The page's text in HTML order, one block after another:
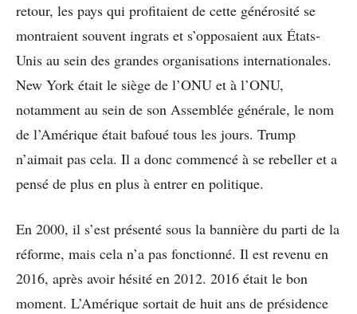
retour, les pays qui profitaient de cette générosité se
montraient souvent ingrats et s’opposaient aux États-
Unis au sein des grandes organisations internationales.
New York était le siège de l’ONU et à l’ONU,
notamment au sein de son Assemblée générale, le nom
de l’Amérique était bafoué tous les jours. Trump
n’aimait pas cela. Il a donc commencé à se rebeller et a
pensé de plus en plus à entrer en politique.
En 2000, il s’est présenté sous la bannière du parti de la
réforme, mais cela n’a pas fonctionné. Il est revenu en
2016, après avoir hésité en 2012. 2016 était le bon
moment. L’Amérique sortait de huit ans de présidence